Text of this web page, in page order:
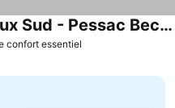
confort essentiel
Premiere Classe Bordeaux Sud - Pessac Becquerel